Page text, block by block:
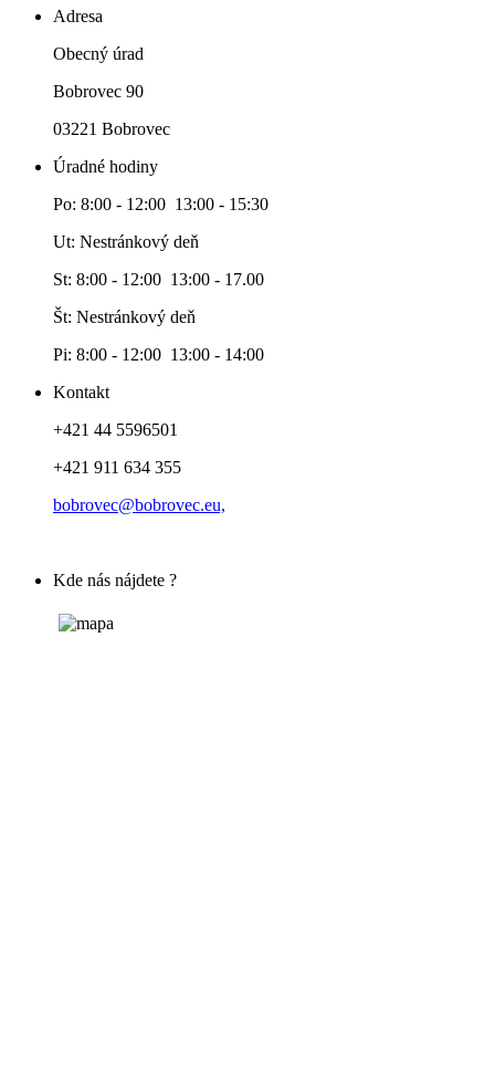
Adresa
Obecný úrad
Bobrovec 90
03221 Bobrovec
Úradné hodiny
Po: 8:00 - 12:00 13:00 - 15:30
Ut: Nestránkový deň
St: 8:00 - 12:00 13:00 - 17.00
Št: Nestránkový deň
Pi: 8:00 - 12:00 13:00 - 14:00
Kontakt
+421 44 5596501
+421 911 634 355
bobrovec@bobrovec.eu,
Kde nás nájdete ?